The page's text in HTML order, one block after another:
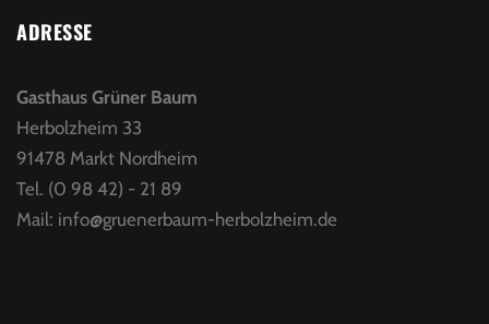
ADRESSE
Gasthaus Grüner Baum
Herbolzheim 33
91478 Markt Nordheim
Tel. (0 98 42) - 21 89
Mail: info@gruenerbaum-herbolzheim.de